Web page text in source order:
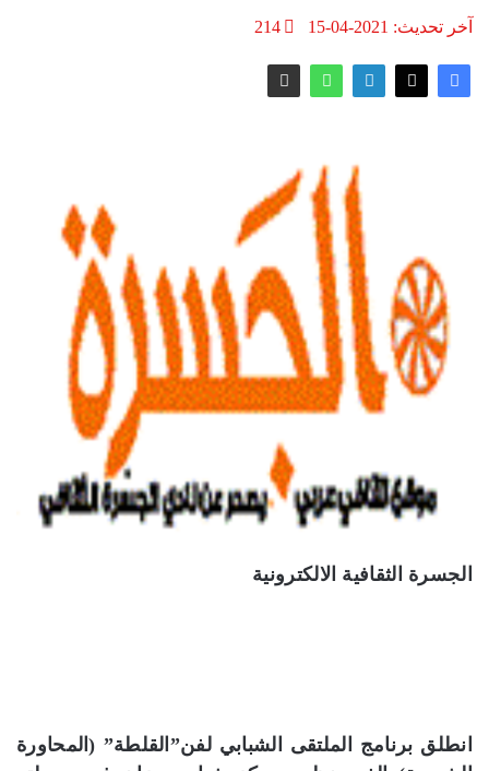
آخر تحديث: 2021-04-15 214
الجسرة الثقافية الالكترونية
انطلق برنامج الملتقى الشبابي لفن”القلطة” (المحاورة